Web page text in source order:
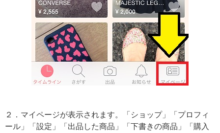
２．マイページが表示されます。「ショップ」「プロフィ
ール」「設定」「出品した商品」「下書きの商品」「購入